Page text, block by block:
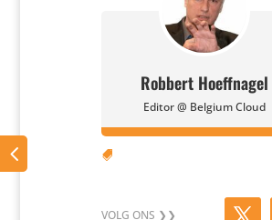
Robbert Hoeffnagel
Editor @ Belgium Cloud
